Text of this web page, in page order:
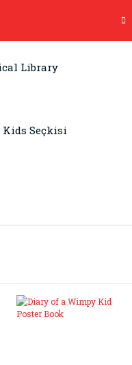
Library
Seçkisi